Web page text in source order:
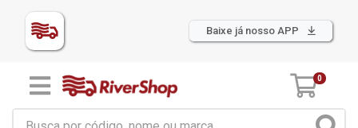
Baixe já nosso APP
0